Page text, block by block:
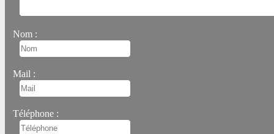
Nom :
Mail :
Téléphone :